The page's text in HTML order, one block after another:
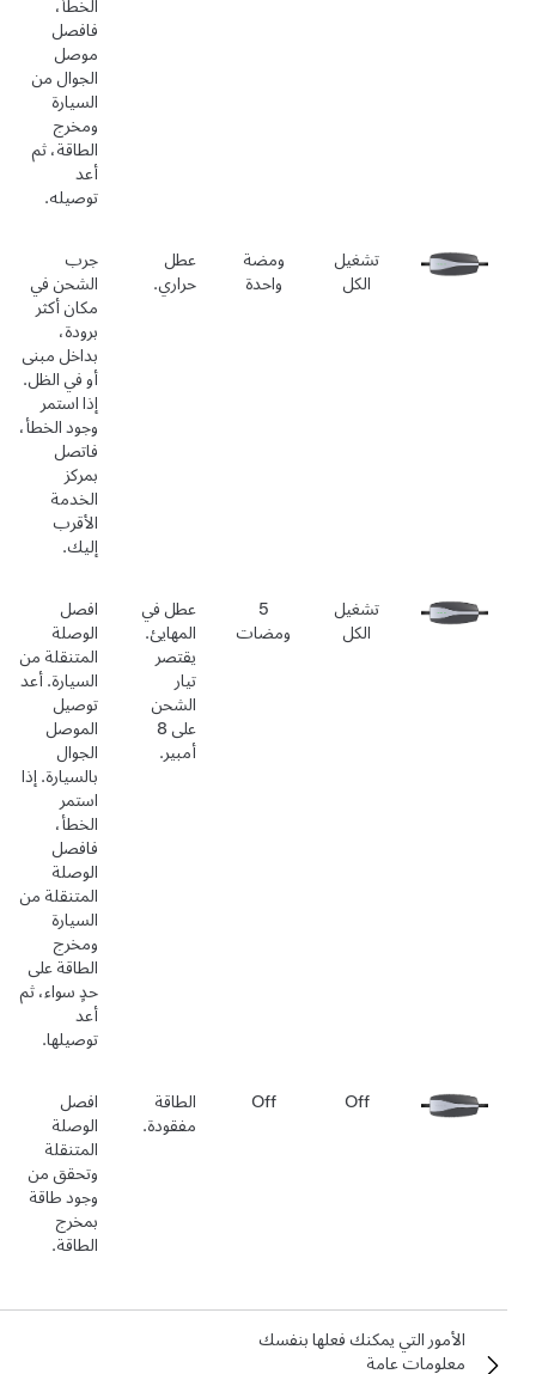
الخطأ،
فافصل
موصل
الجوال من
السيارة
ومخرج
الطاقة، ثم
توصيله.
تشغيل
ومضة
واحدة
عطل
حراري.
جرب
الشحن في
مكان أكثر
برودة،
بداخل مبنى
أو في الظل.
إذا استمر
وجود الخطأ،
فاتصل
بمركز
الخدمة
الأقرب
إليك.
تشغيل
ومضات
عطل في
المهايئ.
يقتصر
الشحن
على 8
أمبير.
افصل
الوصلة
المتنقلة من
السيارة. أعد
توصيل
الموصل
الجوال
بالسيارة. إذا
استمر
الخطأ،
فافصل
الوصلة
المتنقلة من
السيارة
ومخرج
الطاقة على
حدٍ سواء، ثم
توصيلها.
الطاقة
مفقودة.
افصل
الوصلة
المتنقلة
وتحقق من
وجود طاقة
بمخرج
الطاقة.
الأمور التي يمكنك فعلها بنفسك
معلومات عامة